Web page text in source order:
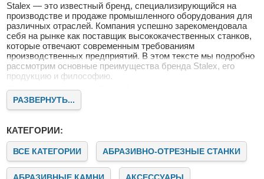
Stalex — это известный бренд, специализирующийся на
производстве и продаже промышленного оборудования для
различных отраслей. Компания успешно зарекомендовала
себя на рынке как поставщик высококачественных станков,
которые отвечают современным требованиям
производственных предприятий. В этом тексте мы подробно
рассмотрим основные преимущества бренда Stalex, его
продукцию и философию.
Почему выбирают Stalex?
Stalex — это не просто поставщик оборудования. Это
совершенствованию. Наши клиенты ценят нас за качество,
надёжность и современный подход к машиностроению.
Качество и инновации
Бренд Stalex известен своим стремлением к постоянному
совершенствованию продукции. Все станки проходят
РАЗВЕРНУТЬ...
КАТЕГОРИИ:
ВСЕ КАТЕГОРИИ АБРАЗИВНО-ОТРЕЗНЫЕ СТАНКИ